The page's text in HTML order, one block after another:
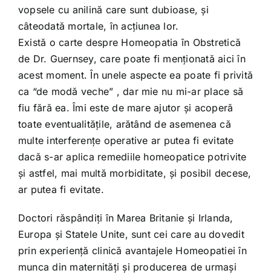
vopsele cu anilină care sunt dubioase, şi
câteodată mortale, în acţiunea lor.
Există o carte despre Homeopatia în Obstretică
de Dr. Guernsey, care poate fi menţionată aici în
acest moment. În unele aspecte ea poate fi privită
ca “de modă veche” , dar mie nu mi-ar place să
fiu fără ea. Îmi este de mare ajutor şi acoperă
toate eventualităţile, arătând de asemenea că
multe interferenţe operative ar putea fi evitate
dacă s-ar aplica remediile homeopatice potrivite
şi astfel, mai multă morbiditate, şi posibil decese,
ar putea fi evitate.
Doctori răspândiţi în Marea Britanie şi Irlanda,
Europa şi Statele Unite, sunt cei care au dovedit
prin experienţă clinică avantajele Homeopatiei în
munca din maternităţi şi producerea de urmaşi